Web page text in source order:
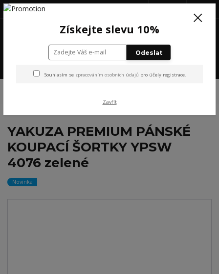
+420 777 199 652
YAKUZA PREMIUM PÁNSKÉ
KOUPACÍ ŠORTKY YPSW
4076 zelené
Novinka
Získejte slevu 10%
Odeslat
Souhlasím se zpracováním osobních údajů pro účely registrace.
Zavřít